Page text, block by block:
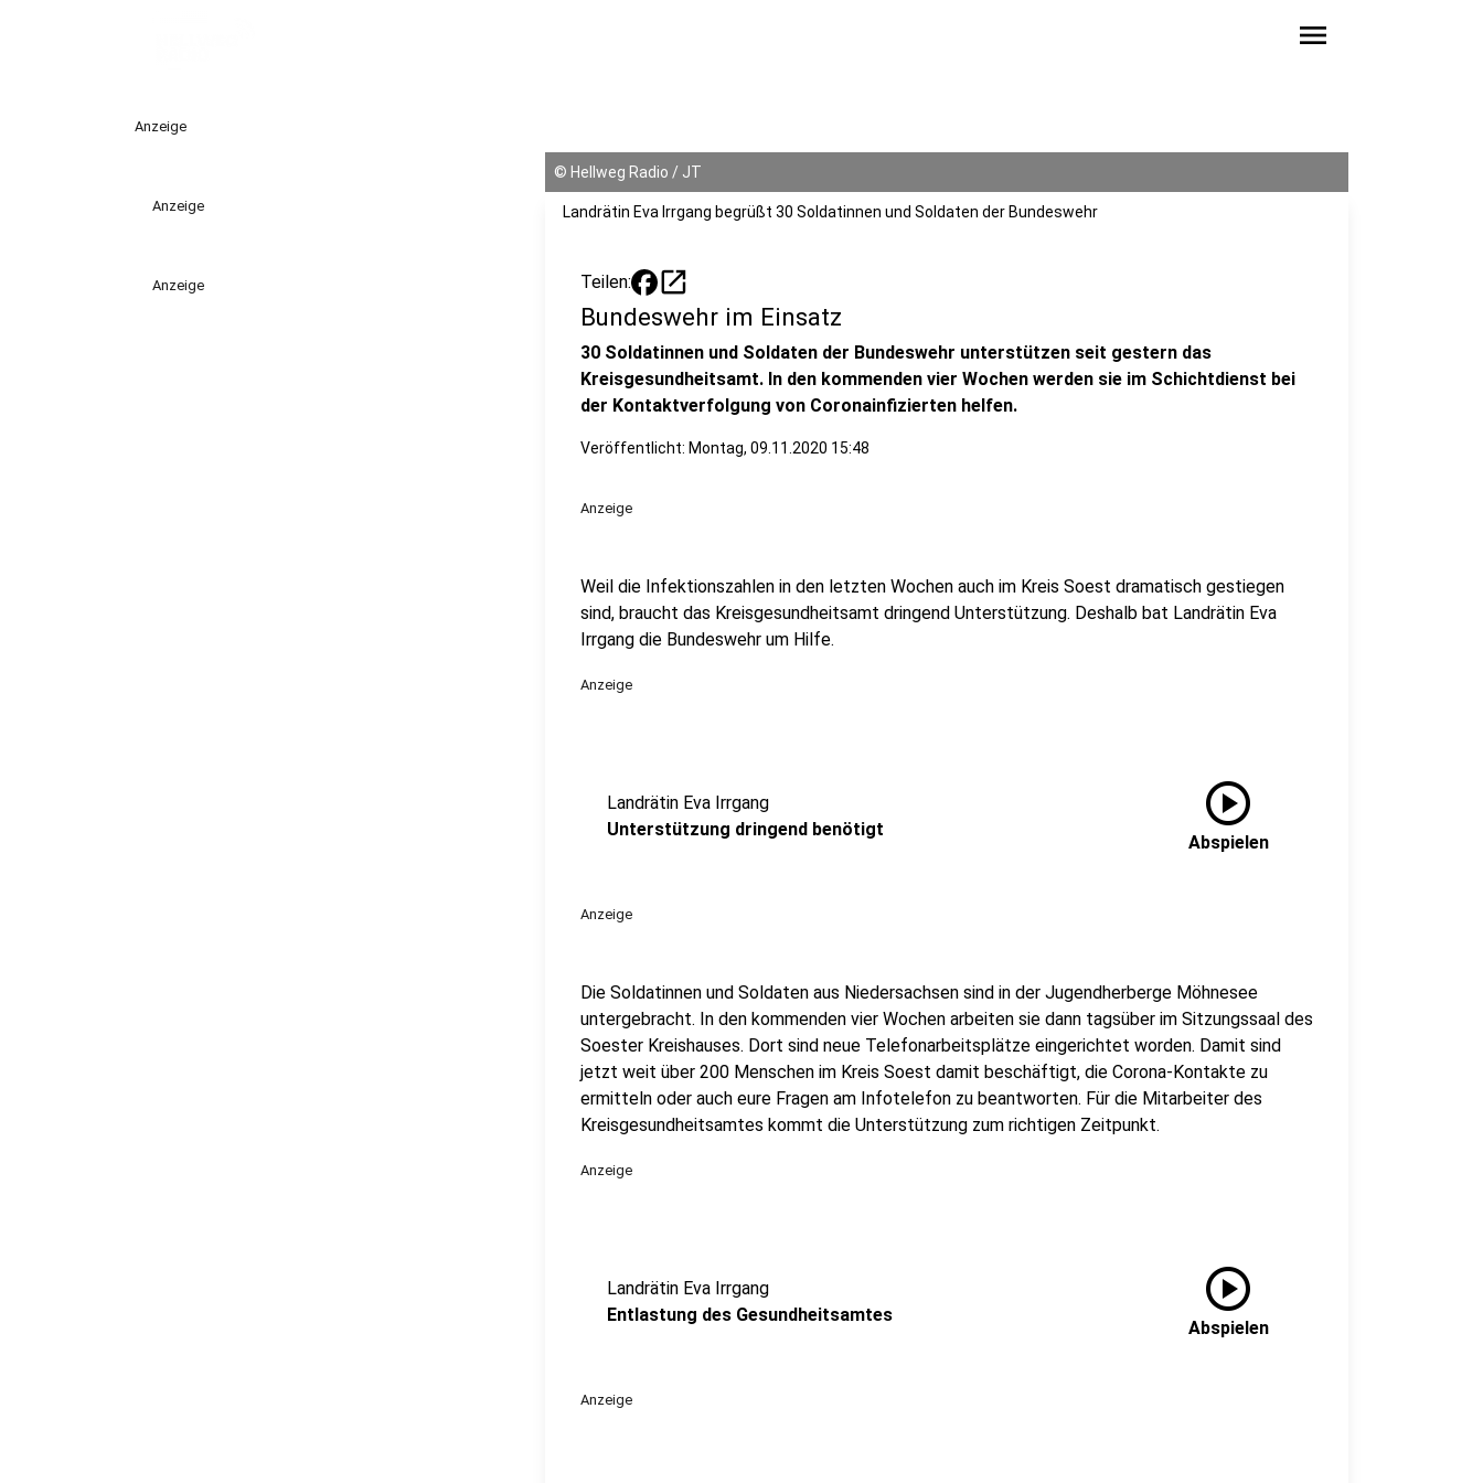
menu
Anzeige
Anzeige
Anzeige
© Hellweg Radio / JT
Landrätin Eva Irrgang begrüßt 30 Soldatinnen und Soldaten der Bundeswehr
Teilen: open_in_new
Bundeswehr im Einsatz
30 Soldatinnen und Soldaten der Bundeswehr unterstützen seit gestern das
Kreisgesundheitsamt. In den kommenden vier Wochen werden sie im Schichtdienst bei
der Kontaktverfolgung von Coronainfizierten helfen.
Veröffentlicht: Montag, 09.11.2020 15:48
Anzeige
Weil die Infektionszahlen in den letzten Wochen auch im Kreis Soest dramatisch gestiegen
sind, braucht das Kreisgesundheitsamt dringend Unterstützung. Deshalb bat Landrätin Eva
Irrgang die Bundeswehr um Hilfe.
Anzeige
Landrätin Eva Irrgang
Unterstützung dringend benötigt
play_circle
Abspielen
Anzeige
Die Soldatinnen und Soldaten aus Niedersachsen sind in der Jugendherberge Möhnesee
untergebracht. In den kommenden vier Wochen arbeiten sie dann tagsüber im Sitzungssaal des
Soester Kreishauses. Dort sind neue Telefonarbeitsplätze eingerichtet worden. Damit sind
jetzt weit über 200 Menschen im Kreis Soest damit beschäftigt, die Corona-Kontakte zu
ermitteln oder auch eure Fragen am Infotelefon zu beantworten. Für die Mitarbeiter des
Kreisgesundheitsamtes kommt die Unterstützung zum richtigen Zeitpunkt.
Anzeige
Landrätin Eva Irrgang
Entlastung des Gesundheitsamtes
play_circle
Abspielen
Anzeige